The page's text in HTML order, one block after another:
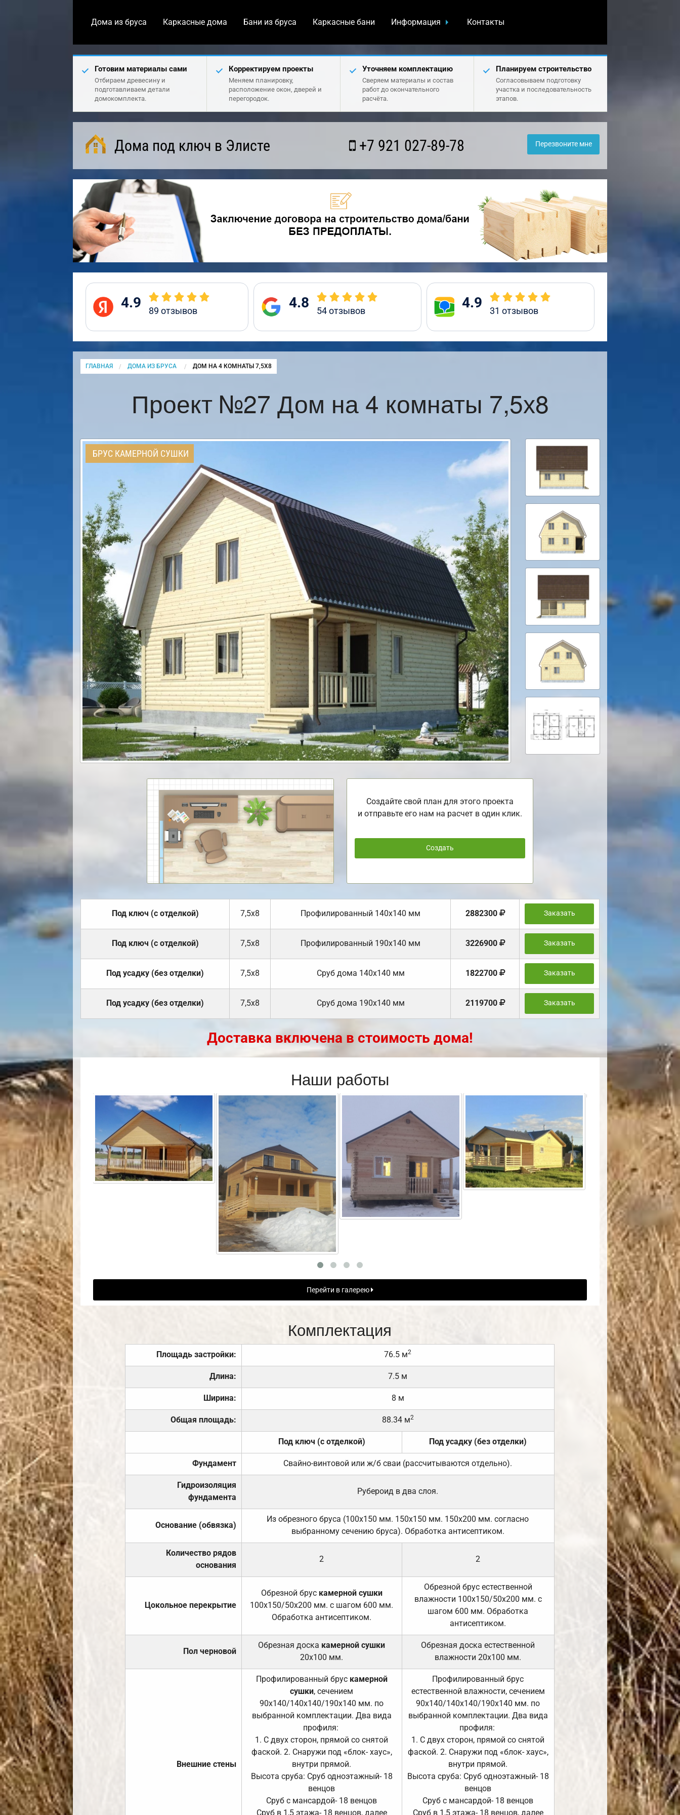
Дома из бруса Каркасные дома Бани из бруса Каркасные бани Информация Контакты
Готовим материалы сами
Отбираем древесину и
подготавливаем детали
домокомплекта.
Корректируем проекты
Меняем планировку,
расположение окон, дверей и
перегородок.
Уточняем комплектацию
Сверяем материалы и состав
работ до окончательного
расчёта.
Планируем строительство
Согласовываем подготовку
участка и последовательность
этапов.
Дома под ключ в Элисте +7 921 027-89-78 Перезвоните мне
4.9 89 отзывов 4.8 54отзывов 4.9 31 отзывов
ГЛАВНАЯ ДОМА ИЗ БРУСА CURRENT:
ДОМ НА 4 КОМНАТЫ 7,5Х8
Проект №27 Дом на 4 комнаты 7,5х8
БРУС КАМЕРНОЙ СУШКИ
Создайте свой план для этого проекта
и отправьте его нам на расчет в один клик.
Создать
Под ключ (с отделкой) 7,5х8 Профилированный 140х140 мм 2882300 Заказать
Под ключ (с отделкой) 7,5х8 Профилированный 190х140 мм 3226900 Заказать
Под усадку (без отделки) 7,5х8 Cруб дома 140х140 мм 1822700 Заказать
Под усадку (без отделки) 7,5х8 Cруб дома 190х140 мм 2119700 Заказать
Доставка включена в стоимость дома!
Наши работы
Перейти в галерею
Комплектация
Площадь застройки: 76.5 м2
Длина: 7.5 м
Ширина: 8 м
Общая площадь: 88.34 м2
Под ключ (с отделкой) Под усадку (без отделки)
Фундамент Свайно-винтовой или ж/б сваи (рассчитываются отдельно).
Гидроизоляция
фундамента
Рубероид в два слоя.
Основание (обвязка)
Из обрезного бруса (100х150 мм. 150х150 мм. 150х200 мм. согласно
выбранному сечению бруса). Обработка антисептиком.
Количество рядов
основания
2 2
Цокольное перекрытие
Обрезной брус камерной сушки
100х150/50х200 мм. с шагом 600 мм.
Обработка антисептиком.
Обрезной брус естественной
влажности 100х150/50х200 мм. с
шагом 600 мм. Обработка
антисептиком.
Пол черновой
Обрезная доска камерной сушки
20х100 мм.
Обрезная доска естественной
влажности 20х100 мм.
Внешние стены
Профилированный брус камерной
сушки, сечением
90х140/140х140/190х140 мм. по
выбранной комплектации. Два вида
профиля:
1. С двух сторон, прямой со снятой
фаской. 2. Снаружи под «блок- хаус»,
внутри прямой.
Высота сруба: Сруб одноэтажный- 18
венцов
Сруб с мансардой- 18 венцов
Сруб в 1,5 этажа- 18 венцов, далее
Профилированный брус
естественной влажности, сечением
90х140/140х140/190х140 мм. по
выбранной комплектации. Два вида
профиля:
1. С двух сторон, прямой со снятой
фаской. 2. Снаружи под «блок- хаус»,
внутри прямой.
Высота сруба: Сруб одноэтажный- 18
венцов
Сруб с мансардой- 18 венцов
Сруб в 1,5 этажа- 18 венцов, далее